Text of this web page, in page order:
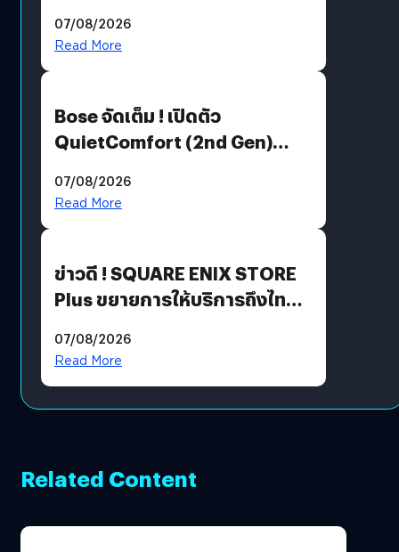
มีภาษาไทยด้วย
07/08/2026
Read More
Bose จัดเต็ม ! เปิดตัว
QuietComfort (2nd Gen)
07/08/2026
Read More
ข่าวดี ! SQUARE ENIX STORE
Plus ขยายการให้บริการถึงไทย
โดยตรง
07/08/2026
Read More
Related Content